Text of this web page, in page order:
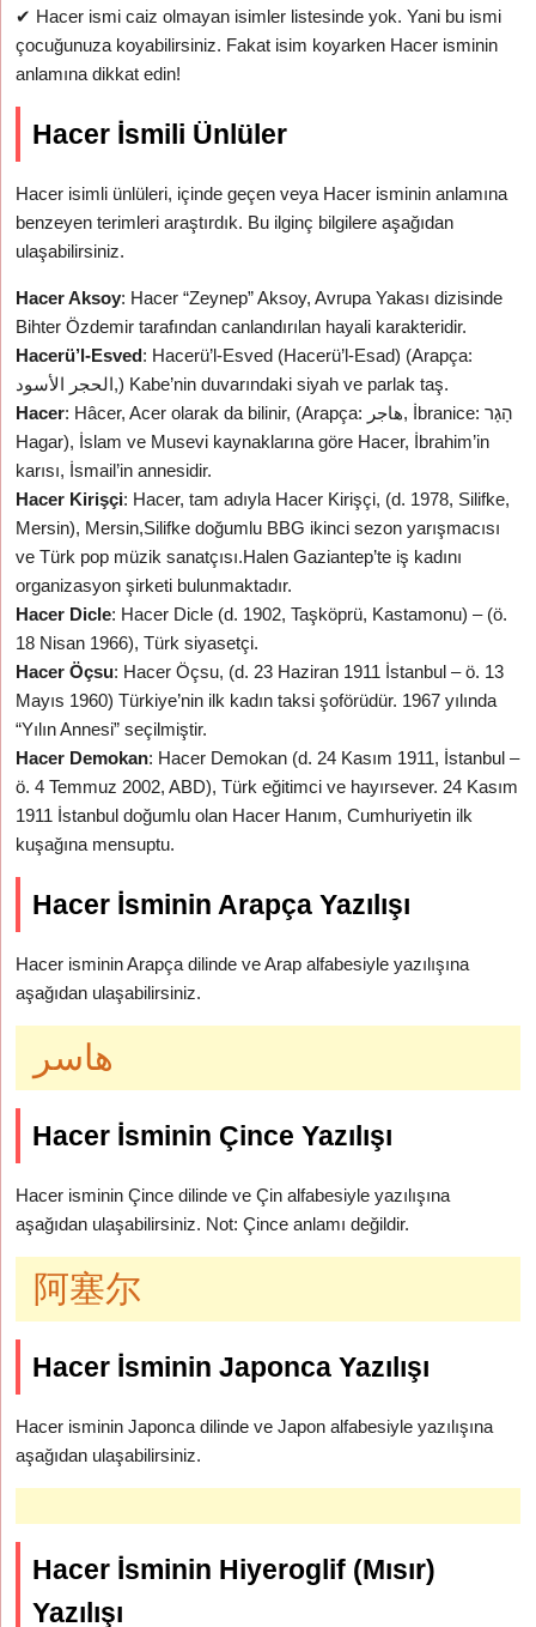
✔ Hacer ismi caiz olmayan isimler listesinde yok. Yani bu ismi
çocuğunuza koyabilirsiniz. Fakat isim koyarken Hacer isminin
anlamına dikkat edin!
Hacer İsmili Ünlüler
Hacer isimli ünlüleri, içinde geçen veya Hacer isminin anlamına
benzeyen terimleri araştırdık. Bu ilginç bilgilere aşağıdan
ulaşabilirsiniz.
Hacer Aksoy: Hacer “Zeynep” Aksoy, Avrupa Yakası dizisinde
Bihter Özdemir tarafından canlandırılan hayali karakteridir.
Hacerü’l-Esved: Hacerü’l-Esved (Hacerü’l-Esad) (Arapça:
الحجر الأسود,) Kabe’nin duvarındaki siyah ve parlak taş.
Hacer: Hâcer, Acer olarak da bilinir, (Arapça: هاجر, İbranice: הָגָר
Hagar), İslam ve Musevi kaynaklarına göre Hacer, İbrahim’in
karısı, İsmail’in annesidir.
Hacer Kirişçi: Hacer, tam adıyla Hacer Kirişçi, (d. 1978, Silifke,
Mersin), Mersin,Silifke doğumlu BBG ikinci sezon yarışmacısı
ve Türk pop müzik sanatçısı.Halen Gaziantep’te iş kadını
organizasyon şirketi bulunmaktadır.
Hacer Dicle: Hacer Dicle (d. 1902, Taşköprü, Kastamonu) – (ö.
18 Nisan 1966), Türk siyasetçi.
Hacer Öçsu: Hacer Öçsu, (d. 23 Haziran 1911 İstanbul – ö. 13
Mayıs 1960) Türkiye’nin ilk kadın taksi şoförüdür. 1967 yılında
“Yılın Annesi” seçilmiştir.
Hacer Demokan: Hacer Demokan (d. 24 Kasım 1911, İstanbul –
ö. 4 Temmuz 2002, ABD), Türk eğitimci ve hayırsever. 24 Kasım
1911 İstanbul doğumlu olan Hacer Hanım, Cumhuriyetin ilk
kuşağına mensuptu.
Hacer İsminin Arapça Yazılışı
Hacer isminin Arapça dilinde ve Arap alfabesiyle yazılışına
aşağıdan ulaşabilirsiniz.
هاسر
Hacer İsminin Çince Yazılışı
Hacer isminin Çince dilinde ve Çin alfabesiyle yazılışına
aşağıdan ulaşabilirsiniz. Not: Çince anlamı değildir.
阿塞尔
Hacer İsminin Japonca Yazılışı
Hacer isminin Japonca dilinde ve Japon alfabesiyle yazılışına
aşağıdan ulaşabilirsiniz.
Hacer İsminin Hiyeroglif (Mısır)
Yazılışı